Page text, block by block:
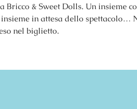
& Sweet Dolls. Un insieme
in attesa dello
nel biglietto.